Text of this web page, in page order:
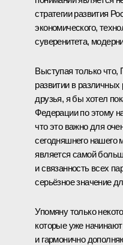
стратегии развития
экономического,
суверенитета,
Выступая только
развитии в
друзья, я бы хотел
Федерации по этому
что это важно для
сегодняшнего нашего
является самой
и связанность всех
серьёзное значение
Упомяну только
которые уже
и гармонично